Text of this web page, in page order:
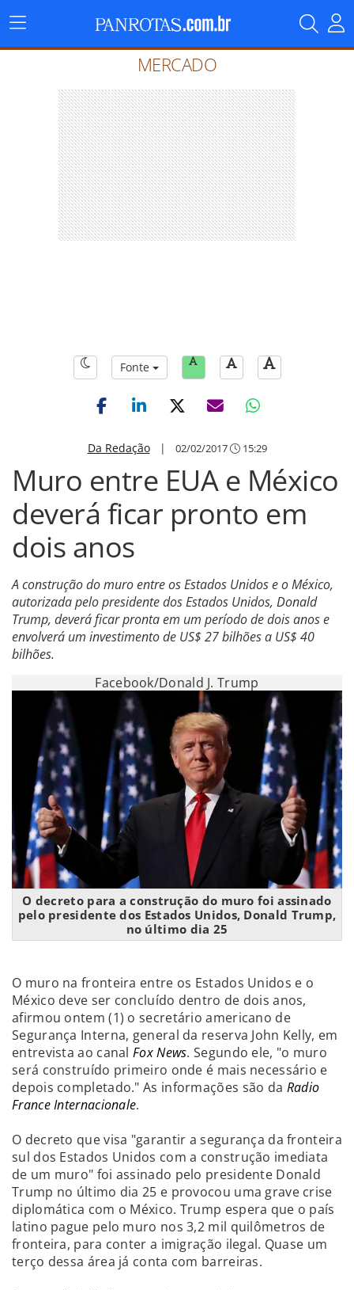
Menu
Principal
MERCADO
Fonte
Da Redação| 02/02/2017 15:29
Muro entre EUA e México
deverá ficar pronto em
dois anos
A construção do muro entre os Estados Unidos e o México,
autorizada pelo presidente dos Estados Unidos, Donald
Trump, deverá ficar pronta em um período de dois anos e
envolverá um investimento de US$ 27 bilhões a US$ 40
bilhões.
Facebook/Donald J. Trump
O decreto para a construção do muro foi assinado
pelo presidente dos Estados Unidos, Donald Trump,
no último dia 25
O muro na fronteira entre os Estados Unidos e o
México deve ser concluído dentro de dois anos,
afirmou ontem (1) o secretário americano de
Segurança Interna, general da reserva John Kelly, em
entrevista ao canalFox News. Segundo ele, "o muro
será construído primeiro onde é mais necessário e
depois completado." As informações são da Radio
France Internacionale.
O decreto que visa "garantir a segurança da fronteira
sul dos Estados Unidos com a construção imediata
de um muro" foi assinado pelo presidente Donald
Trump no último dia 25 e provocou uma grave crise
diplomática com o México. Trump espera que o país
latino pague pelo muro nos 3,2 mil quilômetros de
fronteira, para conter a imigração ilegal. Quase um
terço dessa área já conta com barreiras.